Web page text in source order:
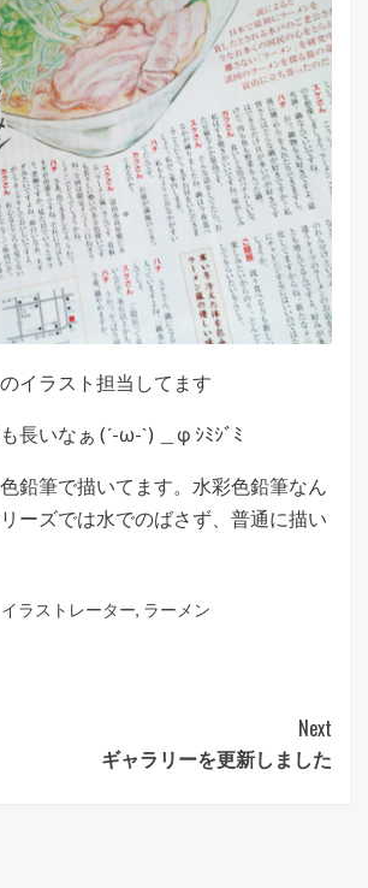
イラスト担当してます
長いなぁ (´-ω-`) ＿φ ｼﾐｼﾞﾐ
鉛筆で描いてます。水彩色鉛筆なん
ーズでは水でのばさず、普通に描い
イラストレーター, ラーメン
Next
ギャラリーを更新しました